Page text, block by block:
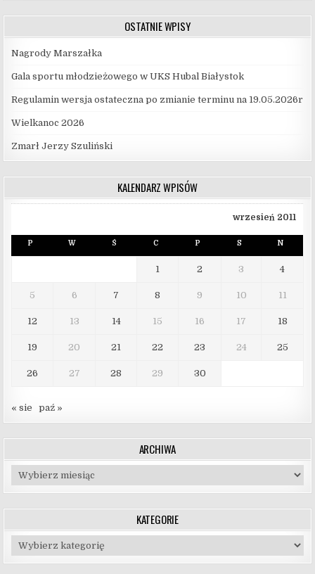
OSTATNIE WPISY
Nagrody Marszałka
Gala sportu młodzieżowego w UKS Hubal Białystok
Regulamin wersja ostateczna po zmianie terminu na 19.05.2026r
Wielkanoc 2026
Zmarł Jerzy Szuliński
KALENDARZ WPISÓW
wrzesień 2011
P W Ś C P S N
1 2 3 4
5 6 7 8 9 10 11
12 13 14 15 16 17 18
19 20 21 22 23 24 25
26 27 28 29 30
« sie paź »
ARCHIWA
Archiwa
KATEGORIE
Kategorie